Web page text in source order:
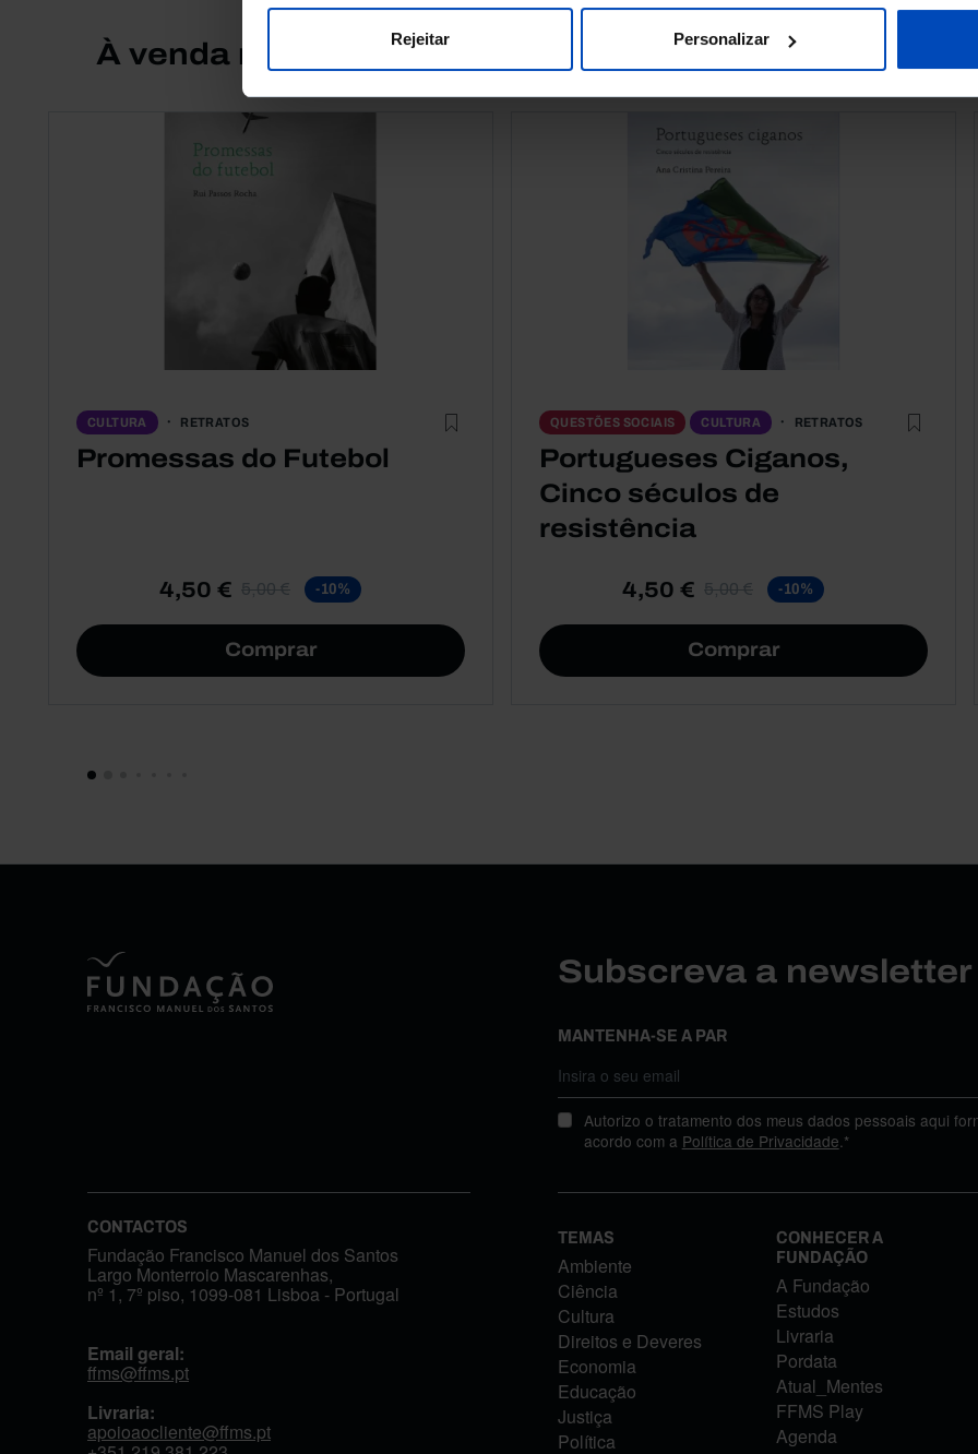
Rejeitar Personalizar
À venda na Livraria
CULTURA RETRATOS
Promessas do Futebol
4,50 € 5,00 € -10%
Comprar
QUESTÕES SOCIAIS CULTURA RETRATOS
Portugueses Ciganos,
Cinco séculos de
resistência
4,50 € 5,00 € -10%
Comprar
Subscreva a
MANTENHA-SE A PAR
Autorizo o tratamento dos meus dados pessoais aqui
acordo com a Política de Privacidade .*
CONTACTOS
Fundação Francisco Manuel dos Santos
Largo Monterroio Mascarenhas,
nº 1, 7º piso, 1099-081 Lisboa - Portugal
Email geral:
ffms@ffms.pt
Livraria:
apoioaocliente@ffms.pt
TEMAS
Ambiente
Ciência
Cultura
Direitos e Deveres
Economia
Educação
Justiça
Política
CONHECER A
FUNDAÇÃO
A Fundação
Estudos
Livraria
Pordata
Atual_Mentes
FFMS Play
Agenda